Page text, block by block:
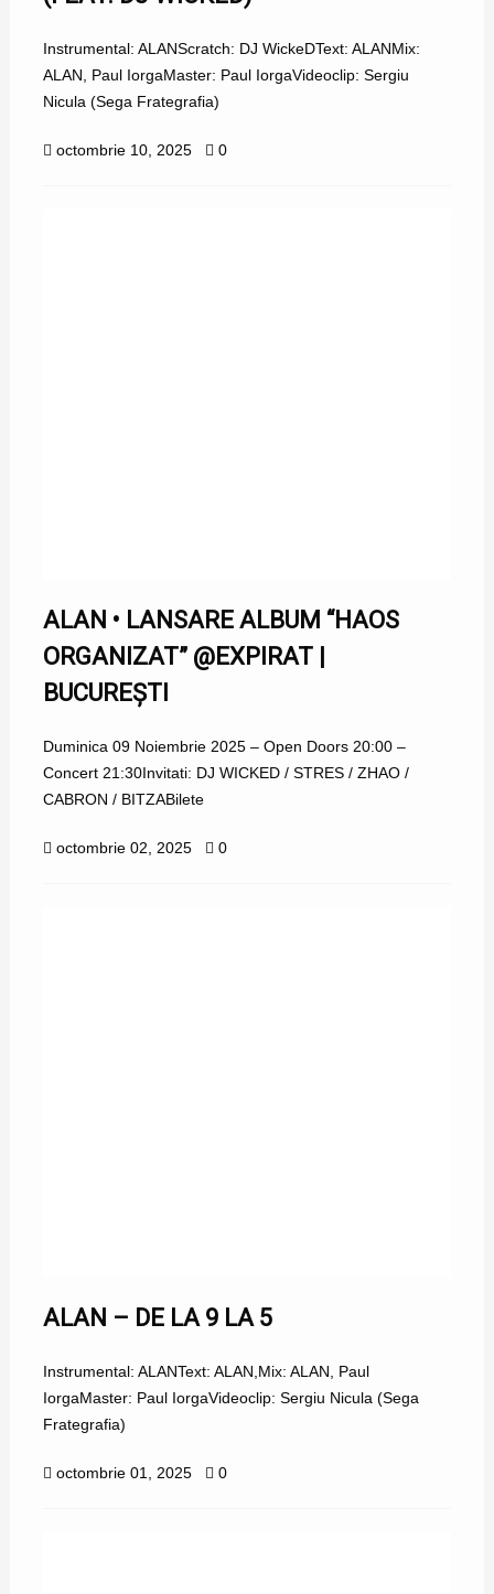
Instrumental: ALANScratch: DJ WickeDText: ALANMix:
ALAN, Paul IorgaMaster: Paul IorgaVideoclip: Sergiu
Nicula (Sega Frategrafia)
octombrie 10, 2025 0
ALAN • LANSARE ALBUM “HAOS
ORGANIZAT” @EXPIRAT |
BUCUREȘTI
Duminica 09 Noiembrie 2025 – Open Doors 20:00 –
Concert 21:30Invitati: DJ WICKED / STRES / ZHAO /
CABRON / BITZABilete
octombrie 02, 2025 0
ALAN – DE LA 9 LA 5
Instrumental: ALANText: ALAN,Mix: ALAN, Paul
IorgaMaster: Paul IorgaVideoclip: Sergiu Nicula (Sega
Frategrafia)
octombrie 01, 2025 0